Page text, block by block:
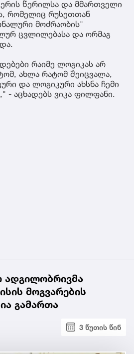
წერილსა და მმართველი
რომელიც რუსეთთან
მოძრაობის"
ცვლილებასა და ორმაგ
რაიმე ლოგიკას არ
ახლა რატომ შეიცვალა,
და ლოგიკური ახსნა ჩემი
- აცხადებს ვიკა ფილფანი.
ადგილობრივმა
მოგვარების
გამართა
3 წუთის წინ